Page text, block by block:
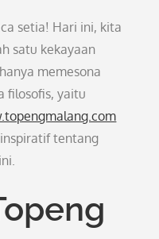
setia! Hari ini, kita
satu kekayaan
memesona
filosofis, yaitu
tentang